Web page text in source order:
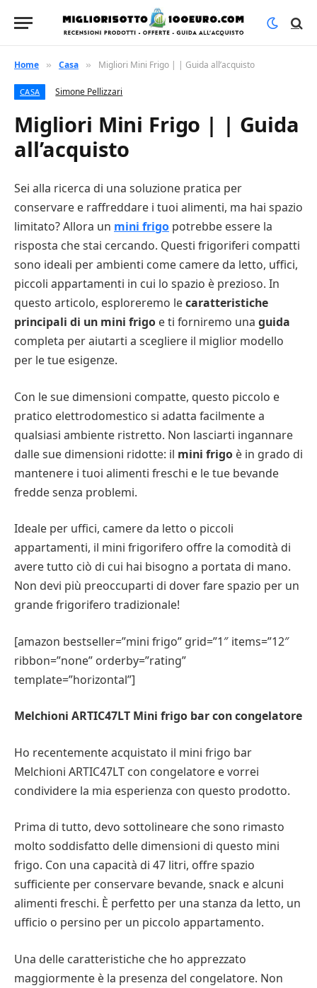
Home » Casa » Migliori Mini Frigo | | Guida all’acquisto
CASA Simone Pellizzari
Migliori Mini Frigo | | Guida
all’acquisto
Sei alla ricerca di una soluzione pratica per
conservare e raffreddare i tuoi alimenti, ma hai spazio
limitato? Allora un mini frigo potrebbe essere la
risposta che stai cercando. Questi frigoriferi compatti
sono ideali per ambienti come camere da letto, uffici,
piccoli appartamenti in cui lo spazio è prezioso. In
questo articolo, esploreremo lecaratteristiche
principali di un mini frigo e ti forniremo una guida
completa per aiutarti a scegliere il miglior modello
per le tue esigenze.
Con le sue dimensioni compatte, questo piccolo e
pratico elettrodomestico si adatta facilmente a
qualsiasi ambiente ristretto. Non lasciarti ingannare
dalle sue dimensioni ridotte: il mini frigo è in grado di
mantenere i tuoi alimenti freschi e le tue bevande
fredde senza problemi.
Ideale per uffici, camere da letto o piccoli
appartamenti, il mini frigorifero offre la comodità di
avere tutto ciò di cui hai bisogno a portata di mano.
Non devi più preoccuparti di dover fare spazio per un
grande frigorifero tradizionale!
[amazon bestseller=”mini frigo” grid=”1″ items=”12″
ribbon=”none” orderby=”rating”
template=”horizontal”]
Melchioni ARTIC47LT Mini frigo bar con congelatore
Ho recentemente acquistato il mini frigo bar
Melchioni ARTIC47LT con congelatore e vorrei
condividere la mia esperienza con questo prodotto.
Prima di tutto, devo sottolineare che sono rimasto
molto soddisfatto delle dimensioni di questo mini
frigo. Con una capacità di 47 litri, offre spazio
sufficiente per conservare bevande, snack e alcuni
alimenti freschi. È perfetto per una stanza da letto, un
ufficio o persino per un piccolo appartamento.
Una delle caratteristiche che ho apprezzato
maggiormente è la presenza del congelatore. Non